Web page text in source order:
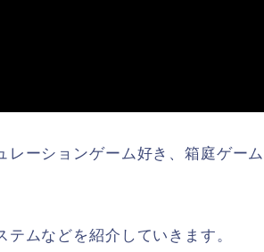
ーションゲーム好き、箱庭ゲー
ムなどを紹介していきます。